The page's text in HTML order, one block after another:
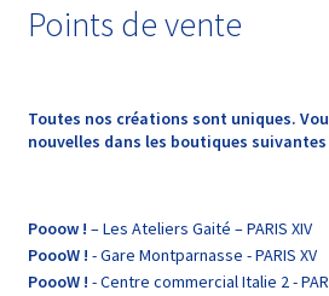
Points de vente
Toutes nos créations sont uniques.
nouvelles dans les boutiques suivantes
Pooow ! – Les Ateliers Gaité – PARIS XIV
PoooW ! - Gare Montparnasse - PARIS XV
PoooW ! - Centre commercial Italie 2 -